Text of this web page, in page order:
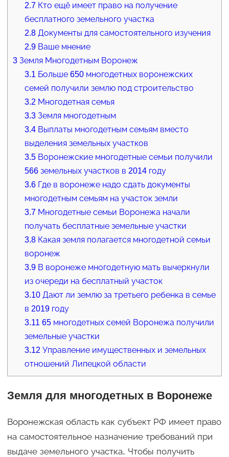
2.7 Кто ещё имеет право на получение
бесплатного земельного участка
2.8 Документы для самостоятельного изучения
2.9 Ваше мнение
3Земля Многодетным Воронеж
3.1 Больше 650 многодетных воронежских
семей получили землю под строительство
3.2 Многодетная семья
3.3 Земля многодетным
3.4 Выплаты многодетным семьям вместо
выделения земельных участков
3.5 Воронежские многодетные семьи получили
566 земельных участков в 2014 году
3.6 Где в воронеже надо сдать документы
многодетным семьям на участок земли
3.7 Многодетные семьи Воронежа начали
получать бесплатные земельные участки
3.8 Какая земля полагается многодетной семьи
воронеж
3.9 В воронеже многодетную мать вычеркнули
из очереди на бесплатный участок
3.10 Дают ли землю за третьего ребенка в семье
в 2019 году
3.11 65 многодетных семей Воронежа получили
земельные участки
3.12 Управление имущественных и земельных
отношений Липецкой области
Земля для многодетных в Воронеже
Воронежская область как субъект РФ имеет право
на самостоятельное назначение требований при
выдаче земельного участка. Чтобы получить